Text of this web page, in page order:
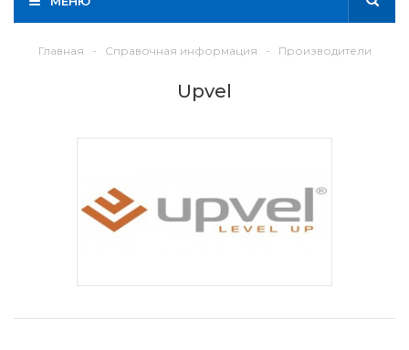
Главная - Справочная информация - Производители
Upvel